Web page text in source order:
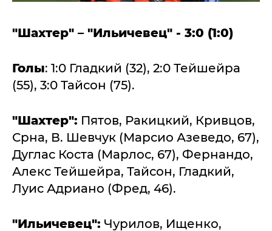
"Шахтер" – "Ильичевец" - 3:0 (1:0)
Голы: 1:0 Гладкий (32), 2:0 Тейшейра
(55), 3:0 Тайсон (75).
"Шахтер": Пятов, Ракицкий, Кривцов,
Срна, В. Шевчук (Марсио Азеведо, 67),
Дуглас Коста (Марлос, 67), Фернандо,
Алекс Тейшейра, Тайсон, Гладкий,
Луис Адриано (Фред, 46).
"Ильичевец": Чурилов, Ищенко,